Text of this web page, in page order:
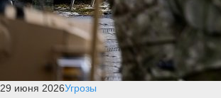
29 июня 2026Угрозы